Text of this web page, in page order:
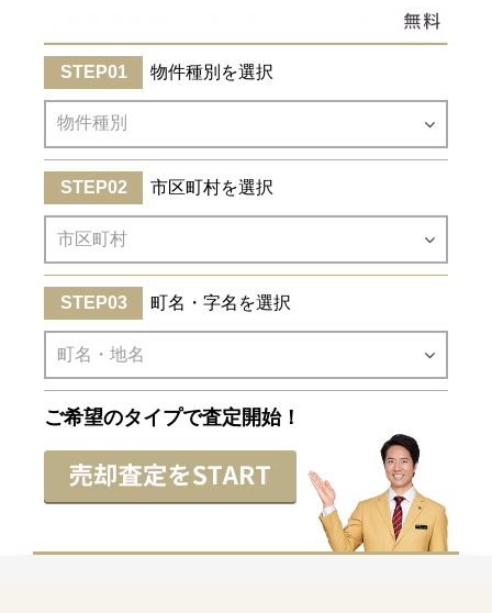
物件種別を選択
市区町村を選択
町名・字名を選択
ご希望のタイプで査定開始！